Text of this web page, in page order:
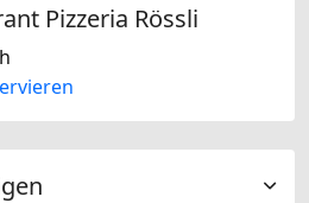
Pizzeria Rössli